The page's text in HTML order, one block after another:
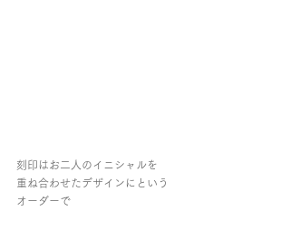
刻印はお二人のイニシャルを
重ね合わせたデザインにという
オーダーで